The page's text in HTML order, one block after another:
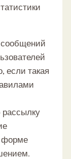
сообщений
если такая
рассылку
форме